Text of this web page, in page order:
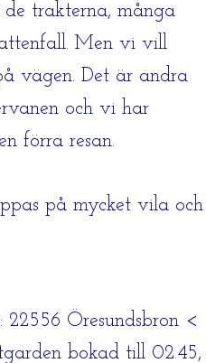
trakterna, många
Men vi vill
vägen. Det är andra
och vi har
förra resan.
på mycket vila och
Öresundsbron <
bokad till 02.45,